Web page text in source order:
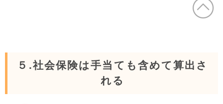
５.社会保険は手当ても含めて算出さ
れる